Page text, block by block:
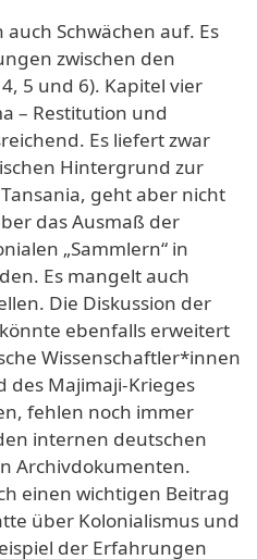
Schwächen auf. Es
zwischen den
5 und 6). Kapitel vier
– Restitution und
Es liefert zwar
Hintergrund zur
geht aber nicht
das Ausmaß der
„Sammlern“ in
Es mangelt auch
Die Diskussion der
ebenfalls erweitert
Wissenschaftler*innen
des Majimaji-Krieges
fehlen noch immer
internen deutschen
Archivdokumenten.
einen wichtigen Beitrag
über Kolonialismus und
der Erfahrungen